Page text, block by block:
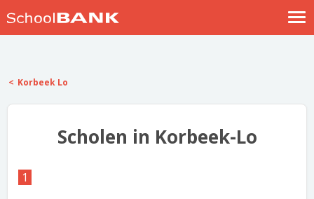
Help
Korbeek Lo
Scholen in Korbeek-Lo
1